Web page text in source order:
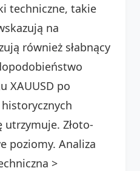
techniczne, takie
na
również słabnący
XAUUSD po
Złoto-
poziomy. Analiza
>